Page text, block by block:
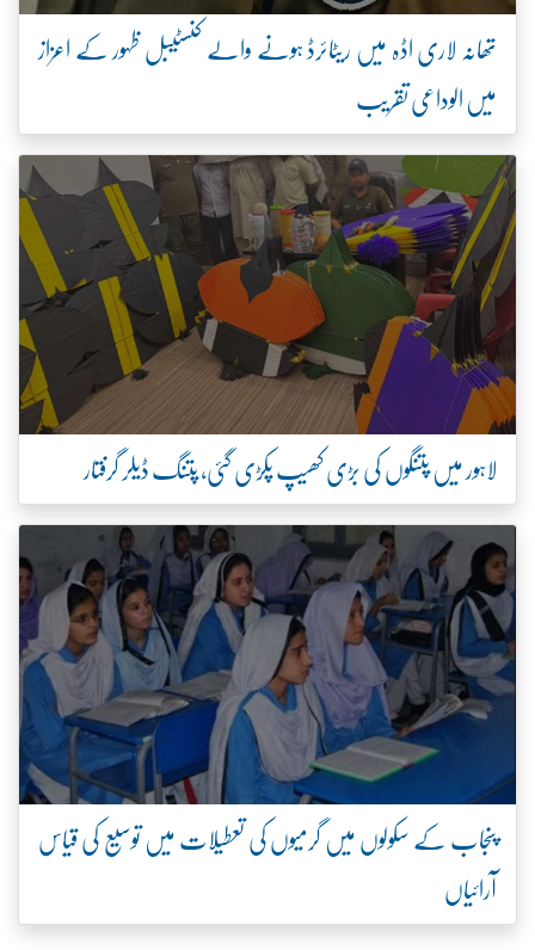
تھانہ لاری اڈہ میں ریٹائرڈ ہونے والے کنسٹیبل ظہور کے اعزاز
میں الوداعی تقریب
لاہور میں پتنگوں کی بڑی کھیپ پکڑی گئی، پتنگ ڈیلر گرفتار
پنجاب کے سکولوں میں گرمیوں کی تعطیلات میں توسیع کی قیاس
آرائیاں